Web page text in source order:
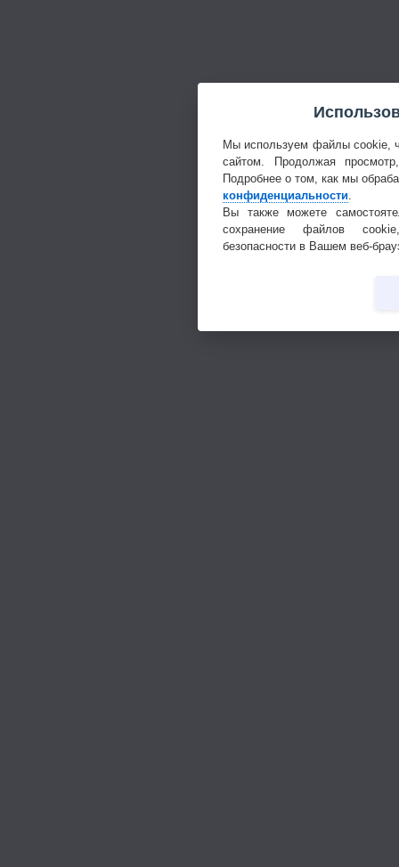
Мы используем файлы cookie,
сайтом. Продолжая
Подробнее о том, как мы
конфиденциальности.
Вы также можете
сохранение файлов
безопасности в Вашем веб-